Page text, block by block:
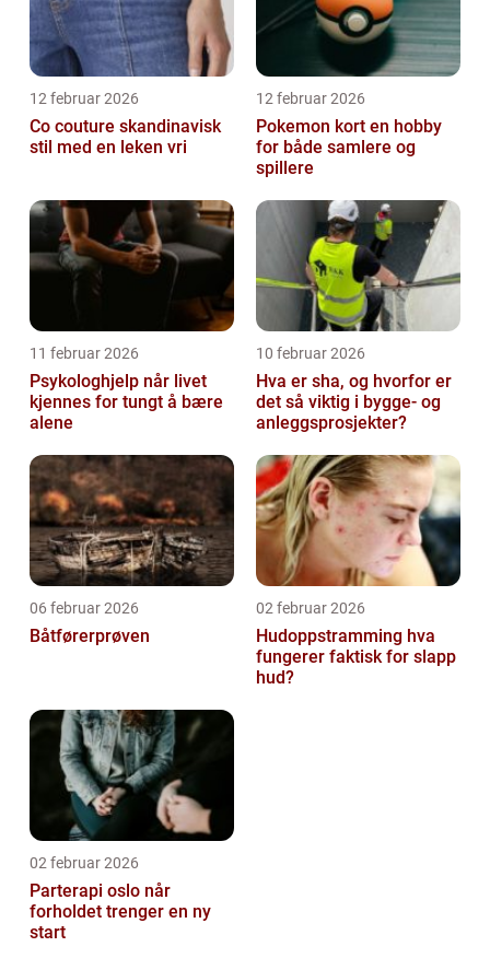
12 februar 2026
Co couture skandinavisk
stil med en leken vri
12 februar 2026
Pokemon kort en hobby
for både samlere og
spillere
11 februar 2026
Psykologhjelp når livet
kjennes for tungt å bære
alene
10 februar 2026
Hva er sha, og hvorfor er
det så viktig i bygge- og
anleggsprosjekter?
06 februar 2026
Båtførerprøven
02 februar 2026
Hudoppstramming hva
fungerer faktisk for slapp
hud?
02 februar 2026
Parterapi oslo når
forholdet trenger en ny
start